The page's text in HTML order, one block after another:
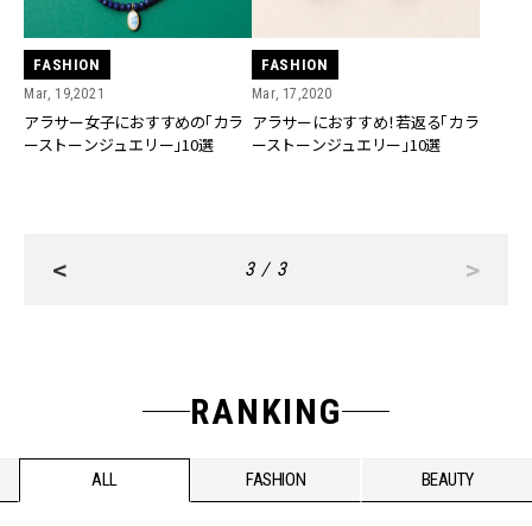
FASHION
Mar, 19,2021
アラサー女子におすすめの「カラ
ーストーンジュエリー」10選
FASHION
Mar, 17,2020
アラサーにおすすめ！若返る「カラ
ーストーンジュエリー」10選
< 3 / 3 >
RANKING
ALL FASHION BEAUTY